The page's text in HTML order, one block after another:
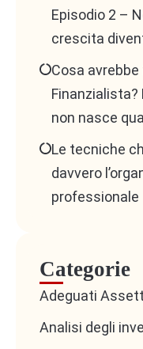
Episodio 2 –
crescita
Cosa
Finanzialista?
non nasce
Le tecniche
davvero
professionale
Categorie
Adeguati
Analisi degli